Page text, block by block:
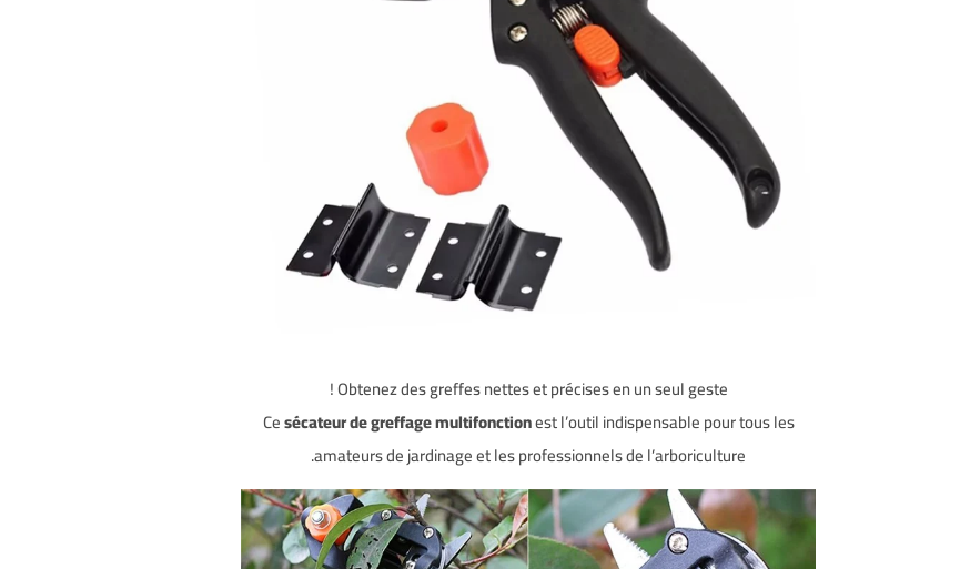
Obtenez des greffes nettes et précises en un seul geste !
Cesécateur de greffage multifonctionest l’outil indispensable pour tous les
amateurs de jardinage et les professionnels de l’arboriculture.